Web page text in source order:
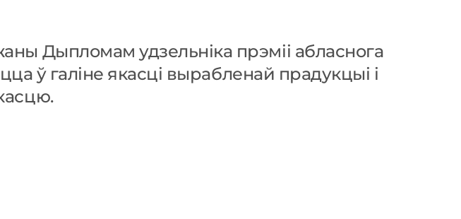
Дыпломам удзельніка прэміі абласнога
ў галіне якасці вырабленай прадукцыі і